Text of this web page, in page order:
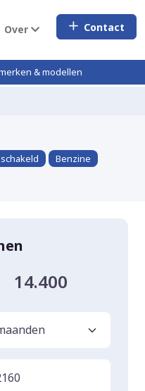
Over Contact
& modellen
Benzine
14.400